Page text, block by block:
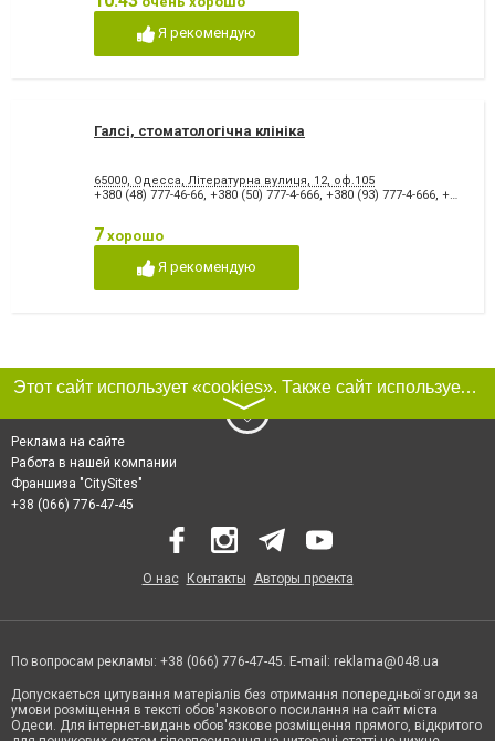
Я рекомендую
Галсі, стоматологічна клініка
65000, Одесса, Літературна вулиця, 12, оф.105
+380 (48) 777-46-66, +380 (50) 777-4-666, +380 (93) 777-4-666, +380 (96) 777-4-666
7 хорошо
Я рекомендую
Этот сайт использует «cookies». Также сайт использует интернет-сервис для сбора технических данных касательно посетителей с целью получения маркетинговой и статистической информации. Условия обработки данных посетителей сайта см.
〉
Реклама на сайте
Работа в нашей компании
Франшиза "CitySites"
+38 (066) 776-47-45
О нас Контакты Авторы проекта
По вопросам рекламы: +38 (066) 776-47-45. E-mail: reklama@048.ua
Допускається цитування матеріалів без отримання попередньої згоди за
умови розміщення в тексті обов'язкового посилання на сайт міста
Одеси. Для інтернет-видань обов'язкове розміщення прямого, відкритого